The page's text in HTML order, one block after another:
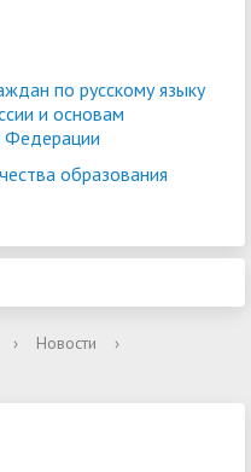
по русскому языку
и основам
Федерации
образования
› Новости
›